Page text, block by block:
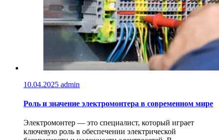
10.04.2025 admin
Роль и значение электромонтера в современном мире
Электромонтер — это специалист, который играет
ключевую роль в обеспечении электрической